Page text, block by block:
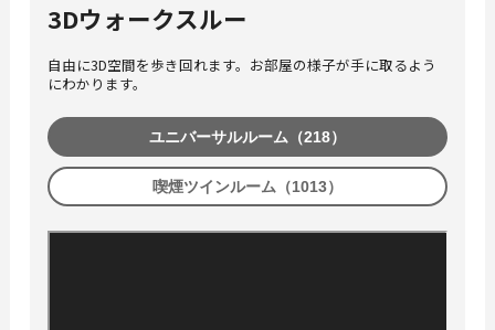
3Dウォークスルー
自由に3D空間を歩き回れます。お部屋の様子が手に取るよう
にわかります。
ユニバーサルルーム（218）
喫煙ツインルーム（1013）